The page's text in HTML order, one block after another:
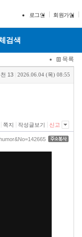
로그인 회원가입
검색
목록
13 2026.06.04 (목) 08:55
쪽지 작성글보기 신고